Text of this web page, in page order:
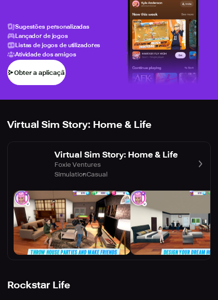
Sugestões personalizadas
Lançador de jogos
Listas de jogos de utilizadores
Atividade dos amigos
Obter a aplicação
Virtual Sim Story: Home & Life
Virtual Sim Story: Home & Life
Foxie Ventures
SimulationCasual
Rockstar Life